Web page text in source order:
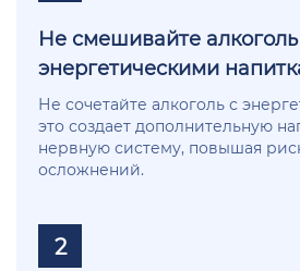
Не смешивайте
энергетическими
Не сочетайте алкоголь с
это создает дополнительную
нервную систему, повышая
осложнений.
2